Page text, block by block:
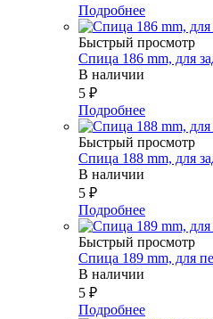
Подробнее
Быстрый просмотр
Спица 186 mm, для
В наличии
5 ₽
Подробнее
Быстрый просмотр
Спица 188 mm, для
В наличии
5 ₽
Подробнее
Быстрый просмотр
Спица 189 mm, для
В наличии
5 ₽
Подробнее